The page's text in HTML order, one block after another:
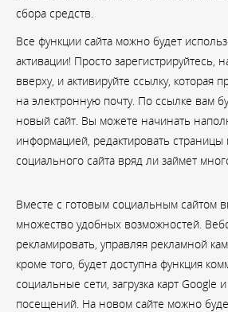
сбора средств.
Все функции сайта можно будет
активации! Просто зарегистрируйтесь,
вверху, и активируйте ссылку, которая
на электронную почту. По ссылке вам
новый сайт. Вы можете начинать
информацией, редактировать страницы
социального сайта вряд ли займет
Вместе с готовым социальным сайтом
множество удобных возможностей.
рекламировать, управляя рекламной
кроме того, будет доступна функция
социальные сети, загрузка карт Google
посещений. На новом сайте можно